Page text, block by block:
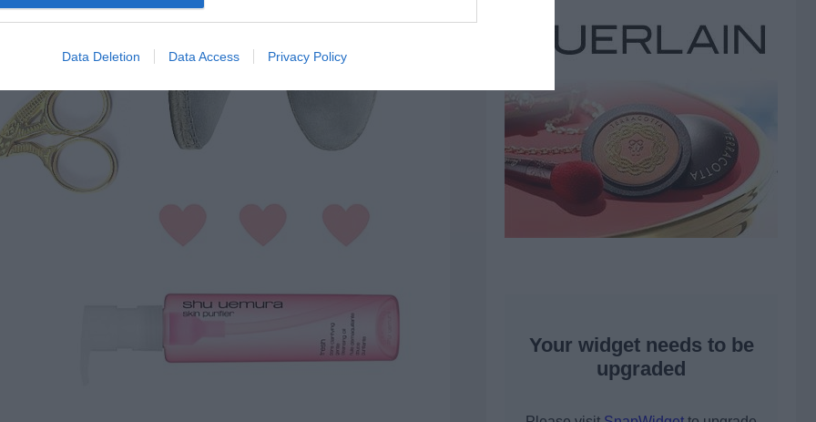
Data Deletion Data Access Privacy Policy